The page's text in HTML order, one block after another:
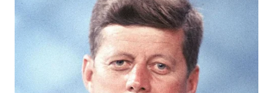
SUMEDANG